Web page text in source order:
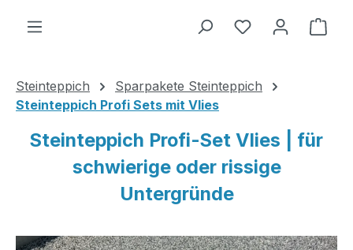
Du hast 0
Steinteppich
Sparpakete Steinteppich
Steinteppich Profi Sets mit Vlies
Steinteppich Profi-Set Vlies | für
schwierige oder rissige
Untergründe